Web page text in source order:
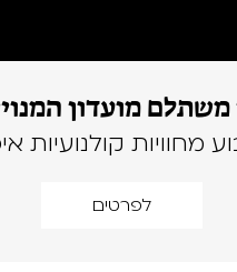
משתלם מועדון
מחוויות קולנועיות
לפרטים